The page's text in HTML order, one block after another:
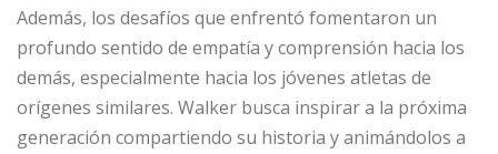
Además, los desafíos que enfrentó fomentaron un
profundo sentido de empatía y comprensión hacia los
demás, especialmente hacia los jóvenes atletas de
orígenes similares. Walker busca inspirar a la próxima
generación compartiendo su historia y animándolos a